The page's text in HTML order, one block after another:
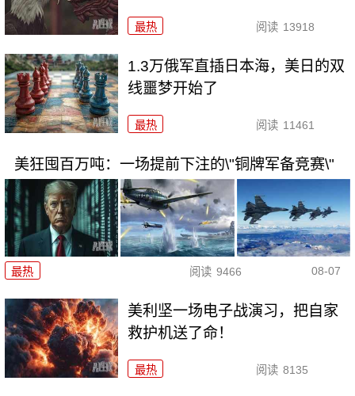
最热 阅读 13918
1.3万俄军直插日本海，美日的双
线噩梦开始了
最热 阅读 11461
美狂囤百万吨：一场提前下注的\"铜牌军备竞赛\"
最热 阅读 9466 08-07
美利坚一场电子战演习，把自家
救护机送了命！
最热 阅读 8135